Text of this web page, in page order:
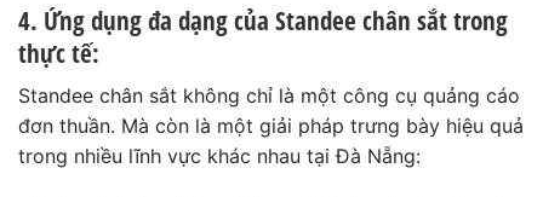
4. Ứng dụng đa dạng của Standee chân sắt trong
thực tế:
Standee chân sắt không chỉ là một công cụ quảng cáo
đơn thuần. Mà còn là một giải pháp trưng bày hiệu quả
trong nhiều lĩnh vực khác nhau tại Đà Nẵng: